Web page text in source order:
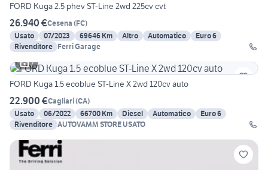
FORD Kuga 2.5 phev ST-Line 2wd 225cv cvt
26.940 €Cesena (FC)
Usato
07/2023 69646 Km Altro Automatico
Euro 6
Rivenditore Ferri Garage
7
FORD Kuga 1.5 ecoblue ST-Line X 2wd 120cv auto
22.900 €Cagliari(CA)
Usato
06/2022 66700 Km Diesel Automatico
Euro 6
Rivenditore AUTOVAMM STORE USATO